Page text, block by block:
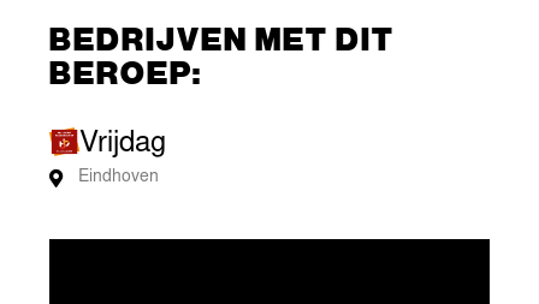
BEDRIJVEN MET DIT
BEROEP:
Vrijdag
Eindhoven